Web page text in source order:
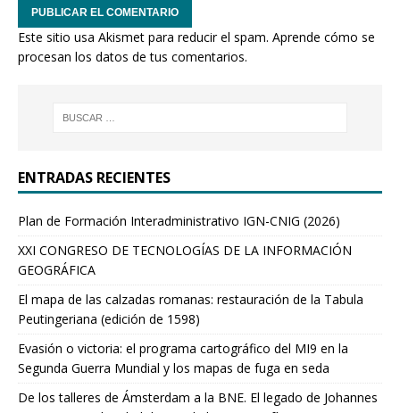
Este sitio usa Akismet para reducir el spam. Aprende cómo se
procesan los datos de tus comentarios.
ENTRADAS RECIENTES
Plan de Formación Interadministrativo IGN-CNIG (2026)
XXI CONGRESO DE TECNOLOGÍAS DE LA INFORMACIÓN
GEOGRÁFICA
El mapa de las calzadas romanas: restauración de la Tabula
Peutingeriana (edición de 1598)
Evasión o victoria: el programa cartográfico del MI9 en la
Segunda Guerra Mundial y los mapas de fuga en seda
De los talleres de Ámsterdam a la BNE. El legado de Johannes